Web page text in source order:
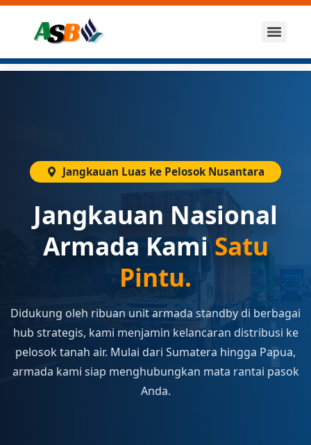
Jangkauan Luas ke Pelosok Nusantara
Jangkauan Nasional
Armada KamiSatu
Pintu.
Didukung oleh ribuan unit armada standby di berbagai
hub strategis, kami menjamin kelancaran distribusi ke
pelosok tanah air. Mulai dari Sumatera hingga Papua,
armada kami siap menghubungkan mata rantai pasok
Anda.